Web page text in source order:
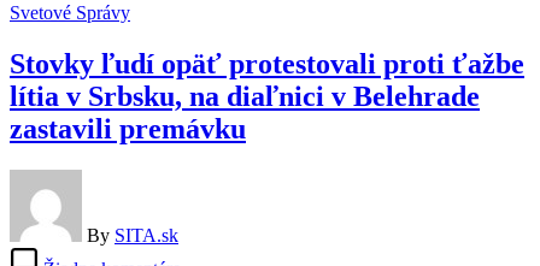
Svetové Správy
Stovky ľudí opäť protestovali proti ťažbe
lítia v Srbsku, na diaľnici v Belehrade
zastavili premávku
By SITA.sk